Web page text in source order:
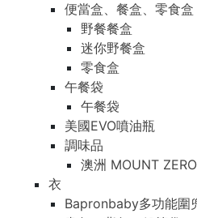
便當盒、餐盒、零食盒
野餐餐盒
迷你野餐盒
零食盒
午餐袋
午餐袋
美國EVO噴油瓶
調味品
澳洲 MOUNT
衣
Bapronbaby多功能圍